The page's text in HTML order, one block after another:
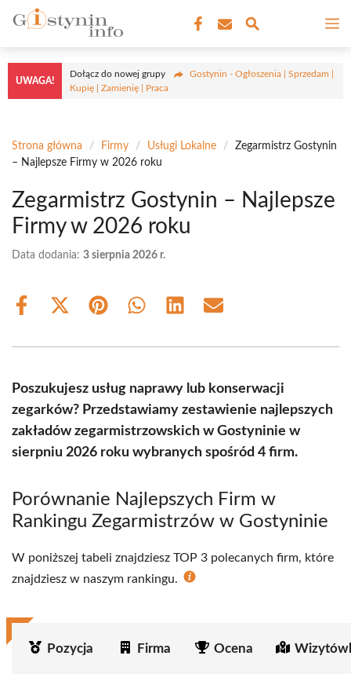
Przejdź
treści
UWAGA!
Dołącz do nowej grupy
Gostynin - Ogłoszenia | Sprzedam |
Kupię | Zamienię | Praca
Strona główna / Firmy / Usługi Lokalne /
Zegarmistrz Gostynin
– Najlepsze Firmy w 2026 roku
Zegarmistrz Gostynin – Najlepsze
Firmy w 2026 roku
Data dodania: 3 sierpnia 2026 r.
Share
Share
(Twitter)
Share Share Share Share
Poszukujesz usług naprawy lub konserwacji
zegarków? Przedstawiamy zestawienie najlepszych
zakładów zegarmistrzowskich w Gostyninie w
sierpniu 2026 roku wybranych spośród 4 firm.
Porównanie Najlepszych Firm w
Rankingu Zegarmistrzów w Gostyninie
W poniższej tabeli znajdziesz TOP 3 polecanych firm, które
znajdziesz w naszym rankingu.
Pozycja Firma Ocena